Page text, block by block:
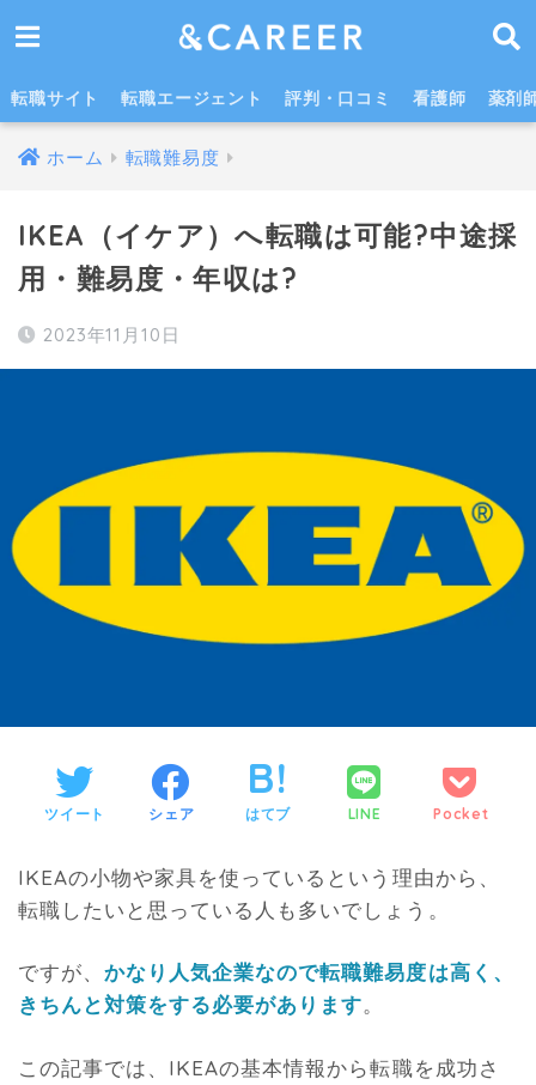
IKEAへの転職で登録すべき転職サイト・エージェント3選
転職サイト 転職エージェント 評判・口コミ 看護師 薬剤
ホーム 転職難易度
IKEA（イケア）へ転職は可能?中途採
用・難易度・年収は?
2023年11月10日
ツイート シェア はてブ LINE Pocket
IKEAの小物や家具を使っているという理由から、
転職したいと思っている人も多いでしょう。
ですが、かなり人気企業なので転職難易度は高く、
きちんと対策をする必要があります。
この記事では、IKEAの基本情報から転職を成功さ